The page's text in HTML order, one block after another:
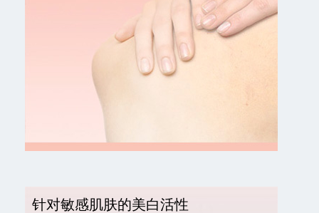
针对敏感肌肤的美白活性